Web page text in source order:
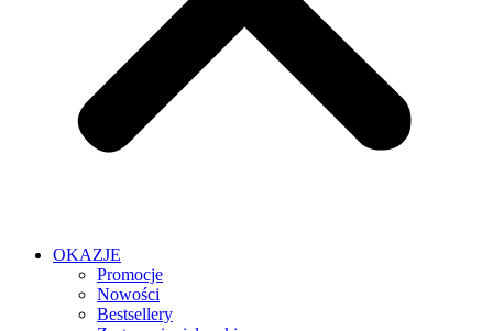
OKAZJE
Promocje
Nowości
Bestsellery